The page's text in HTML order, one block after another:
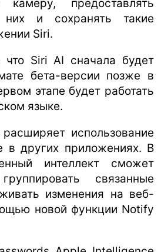
предоставлять
и сохранять такие
Siri.
Siri AI сначала будет
бета-версии позже в
этапе будет работать
языке.
использование
в других приложениях. В
интеллект сможет
связанные
изменения на веб-
новой функции Notify